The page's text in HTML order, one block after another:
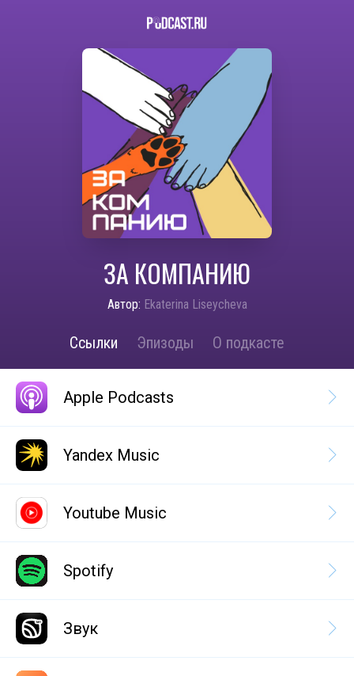
ЗА КОМПАНИЮ
Автор: Ekaterina Liseycheva
Ссылки Эпизоды О подкасте
Apple Podcasts
Yandex Music
Youtube Music
Spotify
Звук